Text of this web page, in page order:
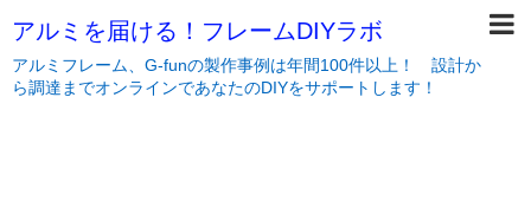
アルミを届ける！フレームDIYラボ
アルミフレーム、G-funの製作事例は年間100件以上！ 設計か
ら調達までオンラインであなたのDIYをサポートします！